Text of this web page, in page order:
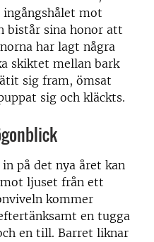
ingångshålet mot
bistår sina honor att
har lagt några
skiktet mellan bark
sig fram, ömsat
sig och kläckts.
på det nya året kan
ljuset från ett
kommer
en tugga
en till. Barret liknar